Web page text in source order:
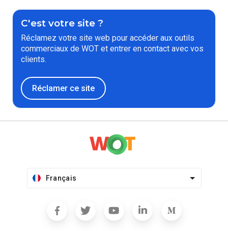
C'est votre site ?
Réclamez votre site web pour accéder aux outils
commerciaux de WOT et entrer en contact avec vos
clients.
Réclamer ce site
Français